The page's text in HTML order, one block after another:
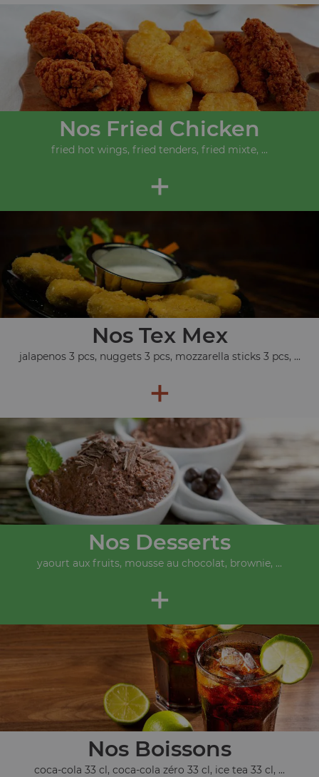
Nos Fried Chicken
fried hot wings, fried tenders, fried mixte, ...
+
Nos Tex Mex
jalapenos 3 pcs, nuggets 3 pcs, mozzarella sticks 3 pcs, ...
+
Nos Desserts
yaourt aux fruits, mousse au chocolat, brownie, ...
+
Nos Boissons
coca-cola 33 cl, coca-cola zéro 33 cl, ice tea 33 cl, ...